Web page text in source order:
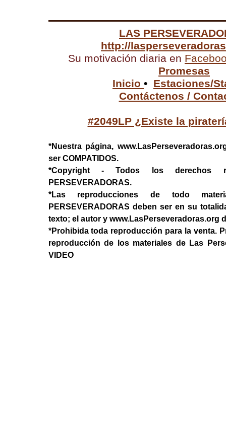
LAS
http://
Su motivación diaria en
Promesas
Inicio • Estaciones/
Contáctenos /
#2049LP ¿Existe la
*Nuestra página,
ser COMPATIDOS.
*Copyright - Todos los derechos
PERSEVERADORAS.
*Las reproducciones de todo
PERSEVERADORAS deben ser en su
texto; el autor y www.LasPerseveradoras.org
*Prohibida toda reproducción para la venta.
reproducción de los materiales de Las
VIDEO